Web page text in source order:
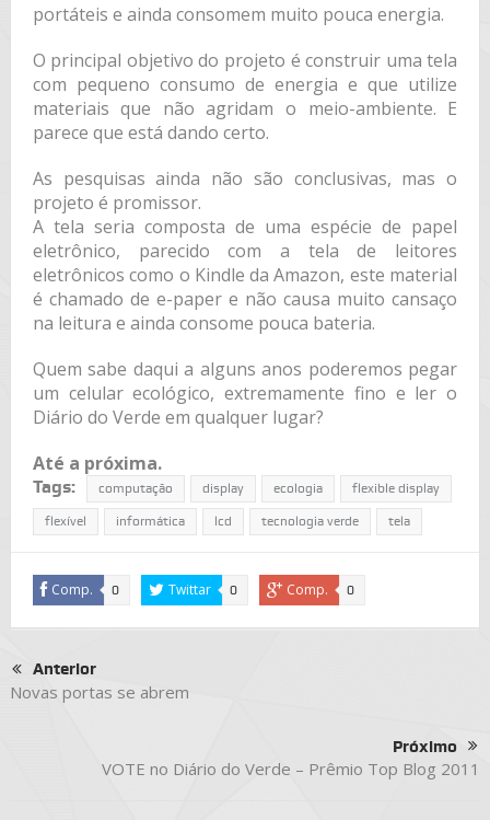
portáteis e ainda consomem muito pouca energia.
O principal objetivo do projeto é construir uma tela
com pequeno consumo de energia e que utilize
materiais que não agridam o meio-ambiente. E
parece que está dando certo.
As pesquisas ainda não são conclusivas, mas o
projeto é promissor.
A tela seria composta de uma espécie de papel
eletrônico, parecido com a tela de leitores
eletrônicos como o Kindle da Amazon, este material
é chamado de e-paper e não causa muito cansaço
na leitura e ainda consome pouca bateria.
Quem sabe daqui a alguns anos poderemos pegar
um celular ecológico, extremamente fino e ler o
Diário do Verde em qualquer lugar?
Até a próxima.
Tags: computação display ecologia flexible display
flexível informática lcd tecnologia verde tela
Comp. 0 Twittar 0 Comp. 0
Anterior
Novas portas se abrem
Próximo
VOTE no Diário do Verde – Prêmio Top Blog 2011